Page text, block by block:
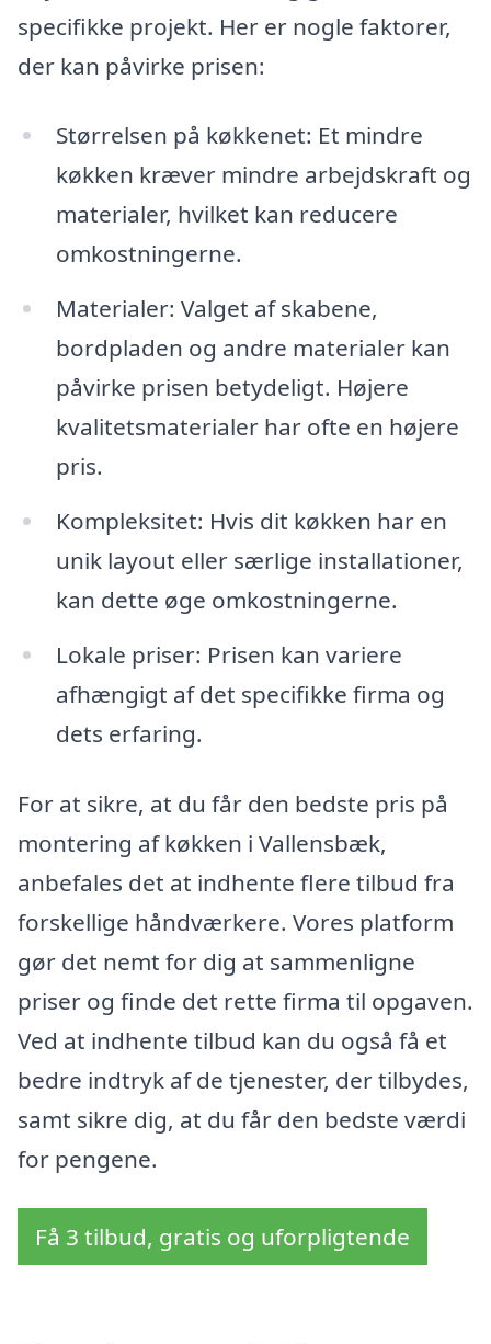
specifikke projekt. Her er nogle faktorer,
der kan påvirke prisen:
Størrelsen på køkkenet: Et mindre
køkken kræver mindre arbejdskraft og
materialer, hvilket kan reducere
omkostningerne.
Materialer: Valget af skabene,
bordpladen og andre materialer kan
påvirke prisen betydeligt. Højere
kvalitetsmaterialer har ofte en højere
pris.
Kompleksitet: Hvis dit køkken har en
unik layout eller særlige installationer,
kan dette øge omkostningerne.
Lokale priser: Prisen kan variere
afhængigt af det specifikke firma og
dets erfaring.
For at sikre, at du får den bedste pris på
montering af køkken i Vallensbæk,
anbefales det at indhente flere tilbud fra
forskellige håndværkere. Vores platform
gør det nemt for dig at sammenligne
priser og finde det rette firma til opgaven.
Ved at indhente tilbud kan du også få et
bedre indtryk af de tjenester, der tilbydes,
samt sikre dig, at du får den bedste værdi
for pengene.
Få 3 tilbud, gratis og uforpligtende